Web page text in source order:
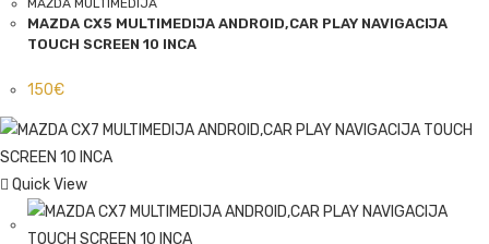
MAZDA CX5 MULTIMEDIJA ANDROID,CAR PLAY NAVIGACIJA
TOUCH SCREEN 10 INCA
150€
Quick View